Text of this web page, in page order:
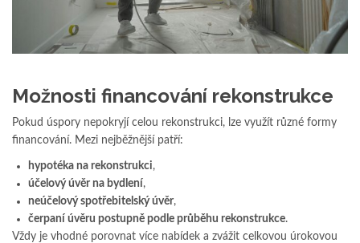
Možnosti financování rekonstrukce
Pokud úspory nepokryjí celou rekonstrukci, lze využít různé formy
financování. Mezi nejběžnější patří:
hypotéka na rekonstrukci,
účelový úvěr na bydlení,
neúčelový spotřebitelský úvěr,
čerpaní úvěru postupně podle průběhu rekonstrukce.
Vždy je vhodné porovnat více nabídek a zvážit celkovou úrokovou